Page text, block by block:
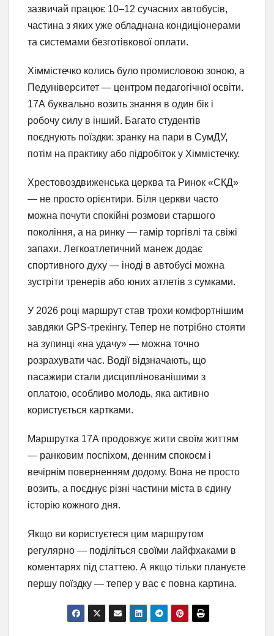
зазвичай працює 10–12 сучасних автобусів,
частина з яких уже обладнана кондиціонерами
та системами безготівкової оплати.
Хіммістечко колись було промисловою зоною, а
Педуніверситет — центром педагогічної освіти.
17А буквально возить знання в один бік і
робочу силу в інший. Багато студентів
поєднують поїздки: зранку на пари в СумДУ,
потім на практику або підробіток у Хіммістечку.
Хрестовоздвиженська церква та Ринок «СКД»
— не просто орієнтири. Біля церкви часто
можна почути спокійні розмови старшого
покоління, а на ринку — гамір торгівлі та свіжі
запахи. Легкоатлетичний манеж додає
спортивного духу — іноді в автобусі можна
зустріти тренерів або юних атлетів з сумками.
У 2026 році маршрут став трохи комфортнішим
завдяки GPS-трекінгу. Тепер не потрібно стояти
на зупинці «на удачу» — можна точно
розрахувати час. Водії відзначають, що
пасажири стали дисциплінованішими з
оплатою, особливо молодь, яка активно
користується картками.
Маршрутка 17А продовжує жити своїм життям
— ранковим поспіхом, денним спокоєм і
вечірнім поверненням додому. Вона не просто
возить, а поєднує різні частини міста в єдину
історію кожного дня.
Якщо ви користуєтеся цим маршрутом
регулярно — поділіться своїми лайфхаками в
коментарях під статтею. А якщо тільки плануєте
першу поїздку — тепер у вас є повна картина.